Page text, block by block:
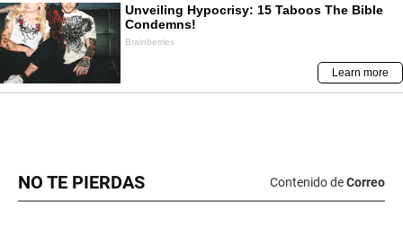
NO TE PIERDAS Contenido deCorreo